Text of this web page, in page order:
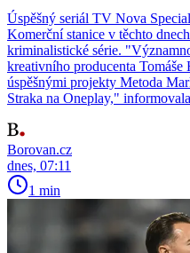
Úspěšný seriál TV Nova
Komerční stanice v těchto
kriminalistické série.
kreativního producenta
úspěšnými projekty Metoda
Straka na Oneplay,"
Borovan.cz
dnes, 07:11
1 min